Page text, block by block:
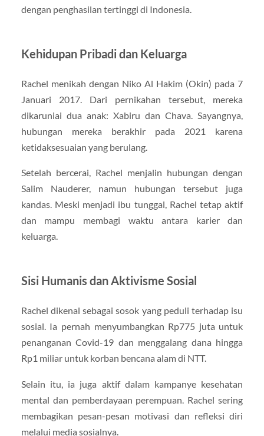
dengan penghasilan tertinggi di Indonesia.
Kehidupan Pribadi dan Keluarga
Rachel menikah dengan Niko Al Hakim (Okin) pada 7
Januari 2017. Dari pernikahan tersebut, mereka
dikaruniai dua anak: Xabiru dan Chava. Sayangnya,
hubungan mereka berakhir pada 2021 karena
ketidaksesuaian yang berulang.
Setelah bercerai, Rachel menjalin hubungan dengan
Salim Nauderer, namun hubungan tersebut juga
kandas. Meski menjadi ibu tunggal, Rachel tetap aktif
dan mampu membagi waktu antara karier dan
keluarga.
Sisi Humanis dan Aktivisme Sosial
Rachel dikenal sebagai sosok yang peduli terhadap isu
sosial. Ia pernah menyumbangkan Rp775 juta untuk
penanganan Covid-19 dan menggalang dana hingga
Rp1 miliar untuk korban bencana alam di NTT.
Selain itu, ia juga aktif dalam kampanye kesehatan
mental dan pemberdayaan perempuan. Rachel sering
membagikan pesan-pesan motivasi dan refleksi diri
melalui media sosialnya.